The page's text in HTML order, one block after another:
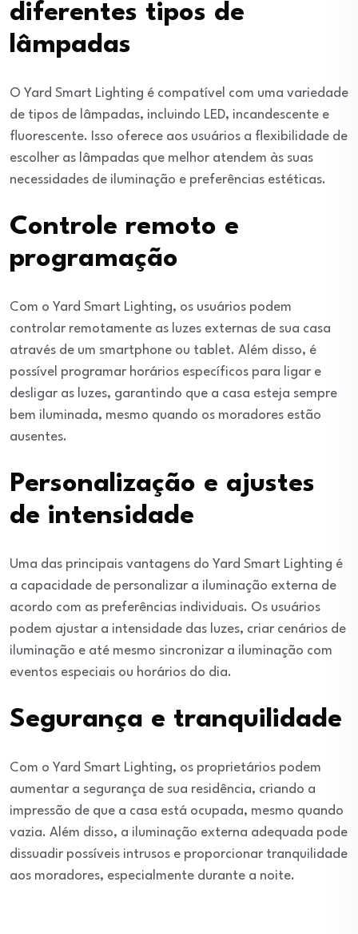
diferentes tipos de
lâmpadas
O Yard Smart Lighting é compatível com uma variedade
de tipos de lâmpadas, incluindo LED, incandescente e
fluorescente. Isso oferece aos usuários a flexibilidade de
escolher as lâmpadas que melhor atendem às suas
necessidades de iluminação e preferências estéticas.
Controle remoto e
programação
Com o Yard Smart Lighting, os usuários podem
controlar remotamente as luzes externas de sua casa
através de um smartphone ou tablet. Além disso, é
possível programar horários específicos para ligar e
desligar as luzes, garantindo que a casa esteja sempre
bem iluminada, mesmo quando os moradores estão
ausentes.
Personalização e ajustes
de intensidade
Uma das principais vantagens do Yard Smart Lighting é
a capacidade de personalizar a iluminação externa de
acordo com as preferências individuais. Os usuários
podem ajustar a intensidade das luzes, criar cenários de
iluminação e até mesmo sincronizar a iluminação com
eventos especiais ou horários do dia.
Segurança e tranquilidade
Com o Yard Smart Lighting, os proprietários podem
aumentar a segurança de sua residência, criando a
impressão de que a casa está ocupada, mesmo quando
vazia. Além disso, a iluminação externa adequada pode
dissuadir possíveis intrusos e proporcionar tranquilidade
aos moradores, especialmente durante a noite.